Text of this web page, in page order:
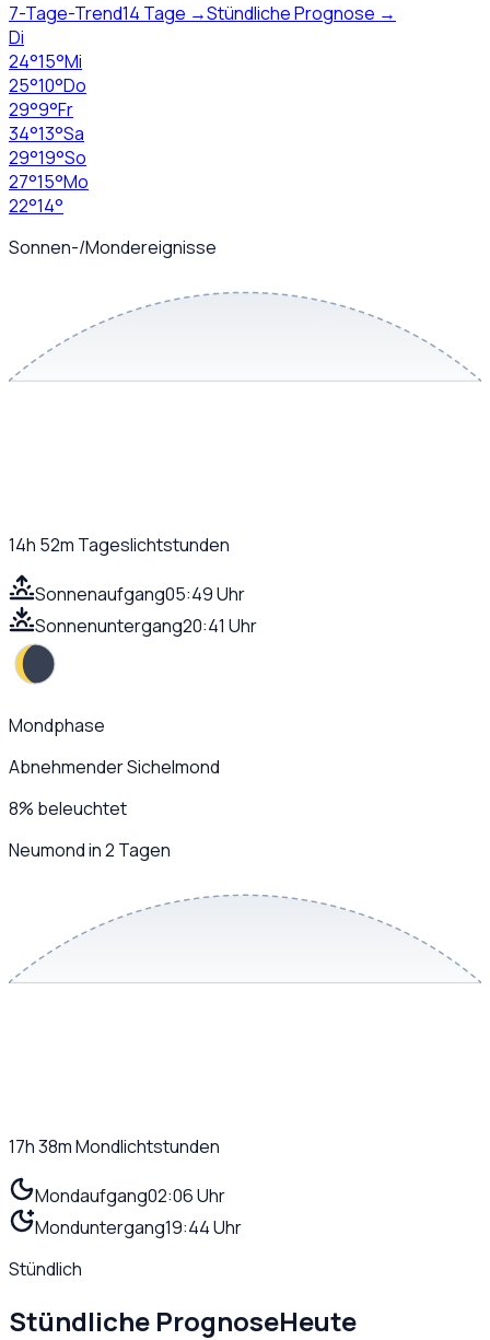
7-Tage-Trend14 Tage →Stündliche Prognose →
Di
24°15°Mi
25°10°Do
29°9°Fr
34°13°Sa
29°19°So
27°15°Mo
22°14°
Sonnen-/Mondereignisse
14h 52m Tageslichtstunden
Sonnenaufgang05:49 Uhr
Sonnenuntergang20:41 Uhr
Mondphase
Abnehmender Sichelmond
8% beleuchtet
Neumond in 2 Tagen
17h 38mMondlichtstunden
Mondaufgang02:06 Uhr
Monduntergang19:44 Uhr
Stündlich
Stündliche PrognoseHeute